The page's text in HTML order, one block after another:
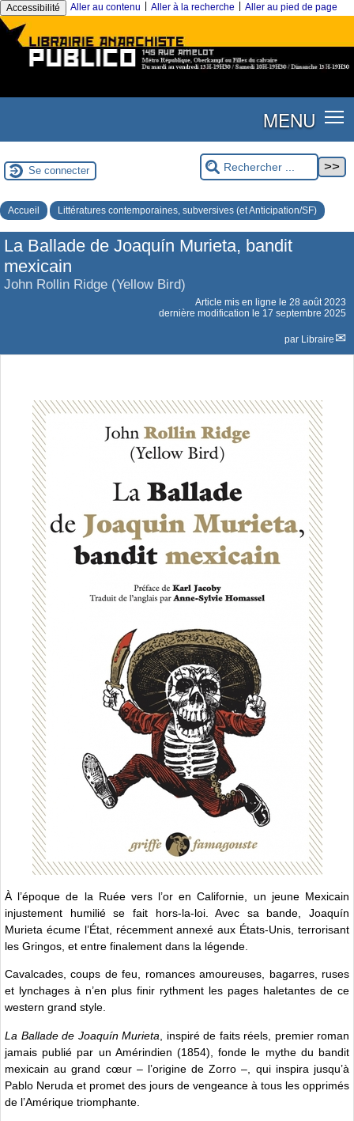
Accessibilité Aller au contenu Aller à la recherche Aller au pied de page
MENU
Se connecter
Accueil Littératures contemporaines, subversives (et Anticipation/SF)
La Ballade de Joaquín Murieta, bandit
mexicain
John Rollin Ridge (Yellow Bird)
Article mis en ligne le 28 août 2023
dernière modification le 17 septembre 2025
par Libraire
À l’époque de la Ruée vers l’or en Californie, un jeune Mexicain
injustement humilié se fait hors-la-loi. Avec sa bande, Joaquín
Murieta écume l’État, récemment annexé aux États-Unis, terrorisant
les Gringos, et entre finalement dans la légende.
Cavalcades, coups de feu, romances amoureuses, bagarres, ruses
et lynchages à n’en plus finir rythment les pages haletantes de ce
western grand style.
La Ballade de Joaquín Murieta , inspiré de faits réels, premier roman
jamais publié par un Amérindien (1854), fonde le mythe du bandit
mexicain au grand cœur – l’origine de Zorro –, qui inspira jusqu’à
Pablo Neruda et promet des jours de vengeance à tous les opprimés
de l’Amérique triomphante.